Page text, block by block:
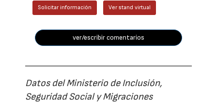
Solicitar información Ver stand virtual
ver/escribir comentarios
Datos del Ministerio de Inclusión,
Seguridad Social y Migraciones